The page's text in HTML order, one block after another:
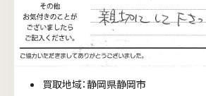
買取地域：静岡県静岡市